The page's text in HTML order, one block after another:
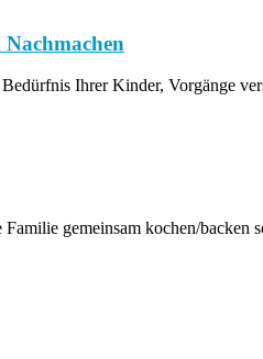
Ihrer Kinder, Vorgänge
gemeinsam kochen/